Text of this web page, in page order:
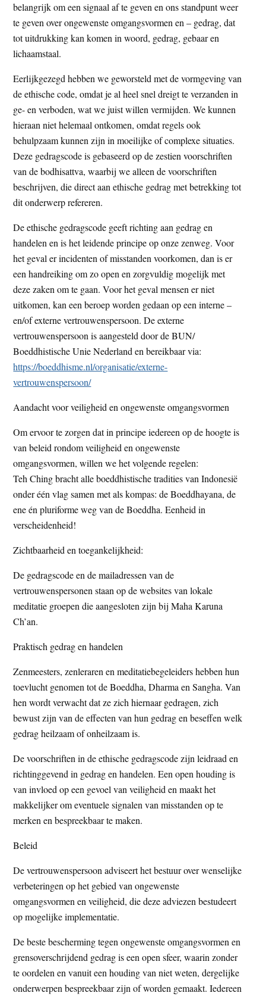
belangrijk om een signaal af te geven en ons standpunt weer
te geven over ongewenste omgangsvormen en – gedrag, dat
tot uitdrukking kan komen in woord, gedrag, gebaar en
lichaamstaal.
Eerlijkgezegd hebben we geworsteld met de vormgeving van
de ethische code, omdat je al heel snel dreigt te verzanden in
ge- en verboden, wat we juist willen vermijden. We kunnen
hieraan niet helemaal ontkomen, omdat regels ook
behulpzaam kunnen zijn in moeilijke of complexe situaties.
Deze gedragscode is gebaseerd op de zestien voorschriften
van de bodhisattva, waarbij we alleen de voorschriften
beschrijven, die direct aan ethische gedrag met betrekking tot
dit onderwerp refereren.
De ethische gedragscode geeft richting aan gedrag en
handelen en is het leidende principe op onze zenweg. Voor
het geval er incidenten of misstanden voorkomen, dan is er
een handreiking om zo open en zorgvuldig mogelijk met
deze zaken om te gaan. Voor het geval mensen er niet
uitkomen, kan een beroep worden gedaan op een interne –
en/of externe vertrouwenspersoon. De externe
vertrouwenspersoon is aangesteld door de BUN/
Boeddhistische Unie Nederland en bereikbaar via:
https://boeddhisme.nl/organisatie/externe-
vertrouwenspersoon/
Aandacht voor veiligheid en ongewenste omgangsvormen
Om ervoor te zorgen dat in principe iedereen op de hoogte is
van beleid rondom veiligheid en ongewenste
omgangsvormen, willen we het volgende regelen:
Teh Ching bracht alle boeddhistische tradities van Indonesië
onder één vlag samen met als kompas: de Boeddhayana, de
ene én pluriforme weg van de Boeddha. Eenheid in
verscheidenheid!
Zichtbaarheid en toegankelijkheid:
De gedragscode en de mailadressen van de
vertrouwenspersonen staan op de websites van lokale
meditatie groepen die aangesloten zijn bij Maha Karuna
Ch’an.
Praktisch gedrag en handelen
Zenmeesters, zenleraren en meditatiebegeleiders hebben hun
toevlucht genomen tot de Boeddha, Dharma en Sangha. Van
hen wordt verwacht dat ze zich hiernaar gedragen, zich
bewust zijn van de effecten van hun gedrag en beseffen welk
gedrag heilzaam of onheilzaam is.
De voorschriften in de ethische gedragscode zijn leidraad en
richtinggevend in gedrag en handelen. Een open houding is
van invloed op een gevoel van veiligheid en maakt het
makkelijker om eventuele signalen van misstanden op te
merken en bespreekbaar te maken.
Beleid
De vertrouwenspersoon adviseert het bestuur over wenselijke
verbeteringen op het gebied van ongewenste
omgangsvormen en veiligheid, die deze adviezen bestudeert
op mogelijke implementatie.
De beste bescherming tegen ongewenste omgangsvormen en
grensoverschrijdend gedrag is een open sfeer, waarin zonder
te oordelen en vanuit een houding van niet weten, dergelijke
onderwerpen bespreekbaar zijn of worden gemaakt. Iedereen